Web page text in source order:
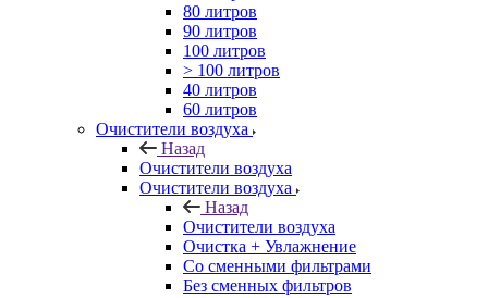
80 литров
90 литров
100 литров
> 100 литров
40 литров
60 литров
Очистители воздуха
Назад
Очистители воздуха
Очистители воздуха
Назад
Очистители воздуха
Очистка + Увлажнение
Cо сменными фильтрами
Без сменных фильтров